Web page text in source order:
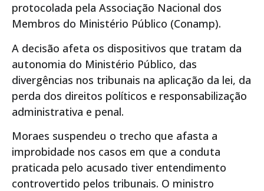
protocolada pela Associação Nacional dos
Membros do Ministério Público (Conamp).
A decisão afeta os dispositivos que tratam da
autonomia do Ministério Público, das
divergências nos tribunais na aplicação da lei, da
perda dos direitos políticos e responsabilização
administrativa e penal.
Moraes suspendeu o trecho que afasta a
improbidade nos casos em que a conduta
praticada pelo acusado tiver entendimento
controvertido pelos tribunais. O ministro